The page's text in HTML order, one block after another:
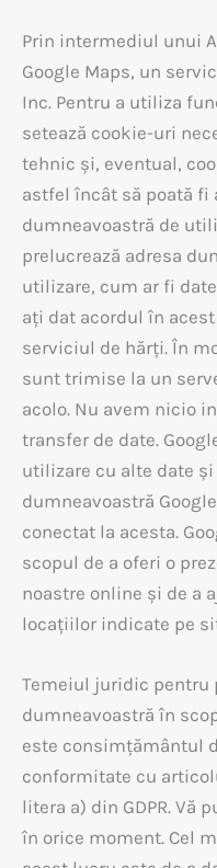
Prin intermediul unui
Google Maps, un
Inc. Pentru a utiliza
setează cookie-uri
tehnic și, eventual,
astfel încât să poată
dumneavoastră de
prelucrează adresa
utilizare, cum ar fi
ați dat acordul în
serviciul de hărți. În
sunt trimise la un
acolo. Nu avem nicio
transfer de date.
utilizare cu alte date
dumneavoastră
conectat la acesta.
scopul de a oferi o
noastre online și de a
locațiilor indicate pe
Temeiul juridic pentru
dumneavoastră în
este consimțământul
conformitate cu
litera a) din GDPR. Vă
în orice moment. Cel